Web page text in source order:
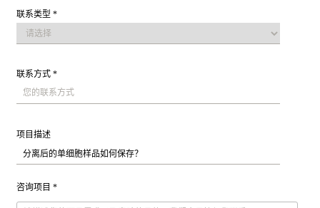
联系类型 *
联系方式 *
项目描述
咨询项目 *